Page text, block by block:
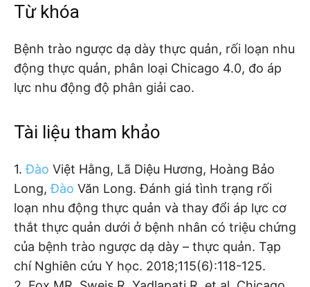
Từ khóa
Bệnh trào ngược dạ dày thực quản, rối loạn nhu
động thực quản, phân loại Chicago 4.0, đo áp
lực nhu động độ phân giải cao.
Tài liệu tham khảo
1.Đào Việt Hằng, Lã Diệu Hương, Hoàng Bảo
Long,Đào Văn Long. Đánh giá tình trạng rối
loạn nhu động thực quản và thay đổi áp lực cơ
thắt thực quản dưới ở bệnh nhân có triệu chứng
của bệnh trào ngược dạ dày – thực quản. Tạp
chí Nghiên cứu Y học. 2018;115(6):118-125.